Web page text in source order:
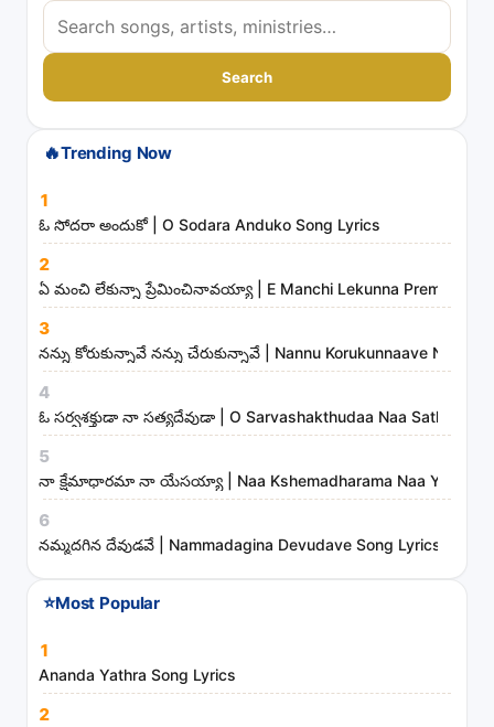
S
e
a
r
h
o
n
g
s
,
a
r
t
i
t
s
a
d
m
i
n
Search
🔥Trending Now
1
ఓ సోదరా అందుకో | O Sodara Anduko Song Lyrics
2
ఏ మంచి లేకున్నా ప్రేమించినావయ్యా | E Manchi Lekunna
3
నన్ను కోరుకున్నావే నన్ను చేరుకున్నావే | Nannu Korukunnaave Nannu
4
ఓ సర్వశక్తుడా నా సత్యదేవుడా | O Sarvashakthudaa Naa
5
నా క్షేమాధారమా నా యేసయ్యా | Naa Kshemadharama Naa Yesayya
6
నమ్మదగిన దేవుడవే | Nammadagina Devudave Song Lyrics
⭐Most Popular
1
Ananda Yathra Song Lyrics
2